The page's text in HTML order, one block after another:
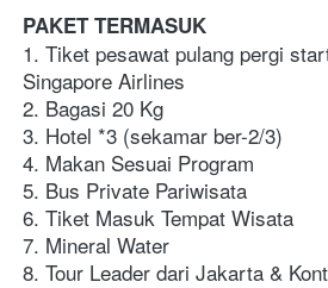
PAKET TERMASUK
1. Tiket pesawat pulang pergi
Singapore Airlines
2. Bagasi 20 Kg
3. Hotel *3 (sekamar ber-2/3)
4. Makan Sesuai Program
5. Bus Private Pariwisata
6. Tiket Masuk Tempat Wisata
7. Mineral Water
8. Tour Leader dari Jakarta &